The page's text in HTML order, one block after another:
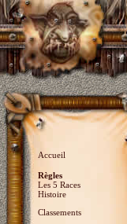
Accueil
Règles
Les 5 Races
Histoire
Classements